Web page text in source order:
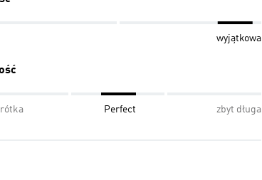
wyjątkowa
Perfect zbyt długa